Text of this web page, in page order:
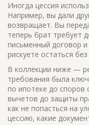
Иногда цессия
Например, вы дали
возвращает. Вы
теперь брат требует
письменный договор
рискуете остаться
В коллекции ниже —
требования была
по ипотеке до споров
вычетов до защиты
как не попасться на
цессию, какие